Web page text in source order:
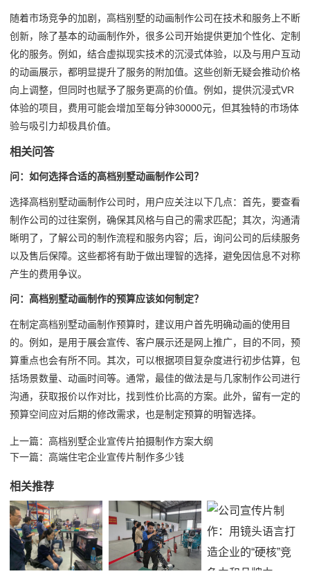
随着市场竞争的加剧，高档别墅的动画制作公司在技术和服务上不断
创新，除了基本的动画制作外，很多公司开始提供更加个性化、定制
化的服务。例如，结合虚拟现实技术的沉浸式体验，以及与用户互动
的动画展示，都明显提升了服务的附加值。这些创新无疑会推动价格
向上调整，但同时也赋予了服务更高的价值。例如，提供沉浸式VR
体验的项目，费用可能会增加至每分钟30000元，但其独特的市场体
验与吸引力却极具价值。
相关问答
问：如何选择合适的高档别墅动画制作公司？
选择高档别墅动画制作公司时，用户应关注以下几点：首先，要查看
制作公司的过往案例，确保其风格与自己的需求匹配；其次，沟通清
晰明了，了解公司的制作流程和服务内容；后，询问公司的后续服务
以及售后保障。这些都将有助于做出理智的选择，避免因信息不对称
产生的费用争议。
问：高档别墅动画制作的预算应该如何制定？
在制定高档别墅动画制作预算时，建议用户首先明确动画的使用目
的。例如，是用于展会宣传、客户展示还是网上推广，目的不同，预
算重点也会有所不同。其次，可以根据项目复杂度进行初步估算，包
括场景数量、动画时间等。通常，最佳的做法是与几家制作公司进行
沟通，获取报价以作对比，找到性价比高的方案。此外，留有一定的
预算空间应对后期的修改需求，也是制定预算的明智选择。
上一篇： 高档别墅企业宣传片拍摄制作方案大纲
下一篇： 高端住宅企业宣传片制作多少钱
相关推荐